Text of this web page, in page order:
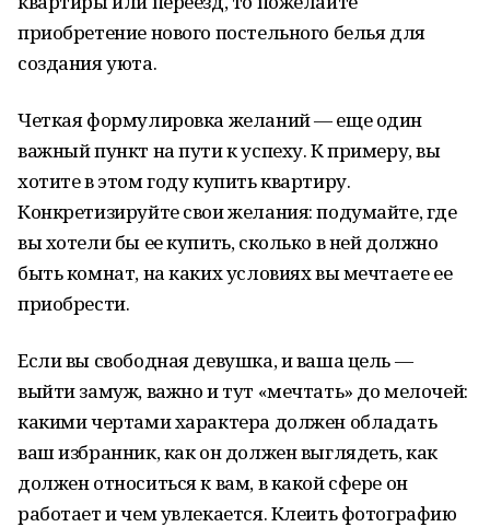
приобретение нового постельного белья для
создания уюта.
Четкая формулировка желаний — еще один
важный пункт на пути к успеху. К примеру, вы
хотите в этом году купить квартиру.
Конкретизируйте свои желания: подумайте, где
вы хотели бы ее купить, сколько в ней должно
быть комнат, на каких условиях вы мечтаете ее
приобрести.
Если вы свободная девушка, и ваша цель —
выйти замуж, важно и тут «мечтать» до мелочей:
какими чертами характера должен обладать
ваш избранник, как он должен выглядеть, как
должен относиться к вам, в какой сфере он
работает и чем увлекается. Клеить фотографию